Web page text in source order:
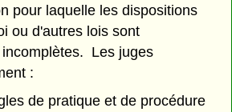
pour laquelle les dispositions
ou d'autres lois sont
Les juges
:
de pratique et de procédure